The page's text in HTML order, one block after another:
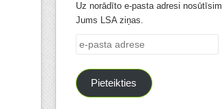
Uz norādīto e-pasta adresi nosūtīsim
Jums LSA ziņas.
e-
pasta
adrese
Pieteikties